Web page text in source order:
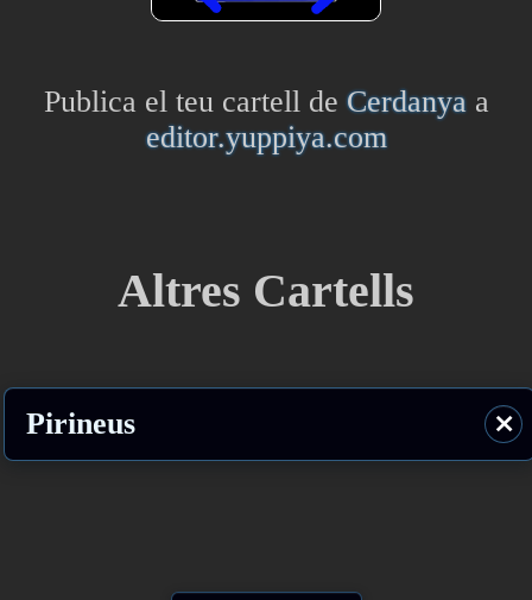
Publica el teu cartell deCerdanyaa
editor.yuppiya.com
Altres Cartells
Pirineus ⨯